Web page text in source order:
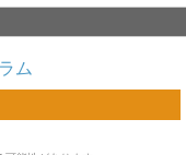
ム